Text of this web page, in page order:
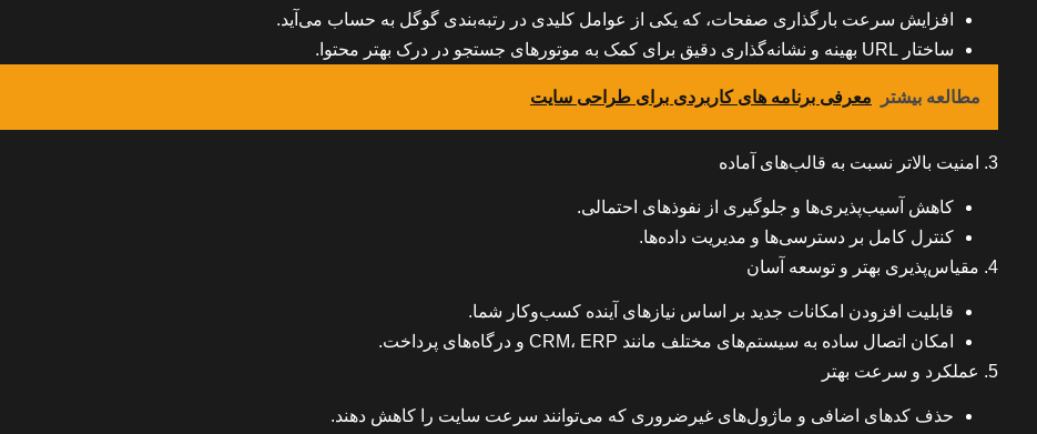
افزایش سرعت بارگذاری صفحات، که یکی از عوامل کلیدی در رتبه‌بندی گوگل به حساب می‌آید.
ساختار URL بهینه و نشانه‌گذاری دقیق برای کمک به موتورهای جستجو در درک بهتر محتوا.
مطالعه بیشتر معرفی برنامه های کاربردی برای طراحی سایت
3. امنیت بالاتر نسبت به قالب‌های آماده
کاهش آسیب‌پذیری‌ها و جلوگیری از نفوذهای احتمالی.
کنترل کامل بر دسترسی‌ها و مدیریت داده‌ها.
4. مقیاس‌پذیری بهتر و توسعه آسان
قابلیت افزودن امکانات جدید بر اساس نیازهای آینده کسب‌وکار شما.
امکان اتصال ساده به سیستم‌های مختلف مانند CRM، ERP و درگاه‌های پرداخت.
5. عملکرد و سرعت بهتر
حذف کدهای اضافی و ماژول‌های غیرضروری که می‌توانند سرعت سایت را کاهش دهند.